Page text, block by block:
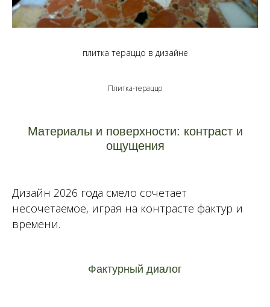
плитка тераццо в дизайне
Плитка-тераццо
Материалы и поверхности: контраст и
ощущения
Дизайн 2026 года смело сочетает
несочетаемое, играя на контрасте фактур и
времени.
Фактурный диалог